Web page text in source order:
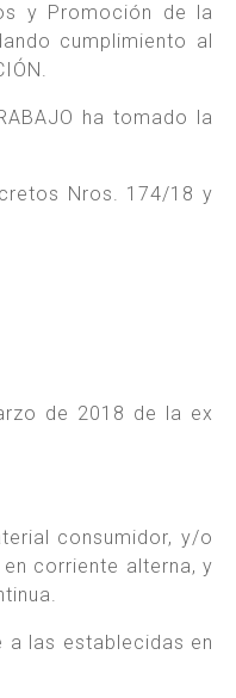
y Promoción de la
cumplimiento al
ha tomado la
Nros. 174/18 y
de 2018 de la ex
consumidor, y/o
en corriente alterna, y
las establecidas en